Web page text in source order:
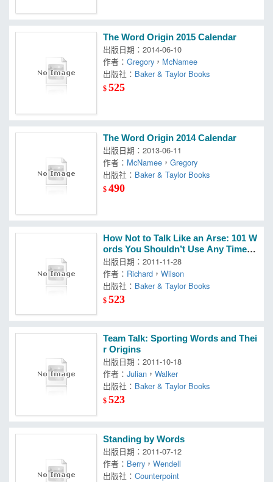
The Word Origin 2015 Calendar
出版日期：2014-06-10
作者：Gregory ， McNamee
出版社： Baker & Taylor Books
$525
The Word Origin 2014 Calendar
出版日期：2013-06-11
作者： McNamee ，Gregory
出版社： Baker & Taylor Books
$490
How Not to Talk Like an Arse: 101 W
ords You Shouldn’t Use Any Time S
oon
出版日期：2011-11-28
作者： Richard ，Wilson
出版社： Baker & Taylor Books
$523
Team Talk: Sporting Words and Thei
r Origins
出版日期：2011-10-18
作者：Julian ，Walker
出版社： Baker & Taylor Books
$523
Standing by Words
出版日期：2011-07-12
作者： Berry ，Wendell
出版社：Counterpoint